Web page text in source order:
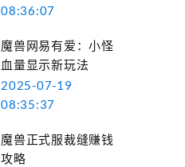
08:36:07
魔兽网易有爱：小怪
血量显示新玩法
2025-07-19
08:35:37
魔兽正式服裁缝赚钱
攻略